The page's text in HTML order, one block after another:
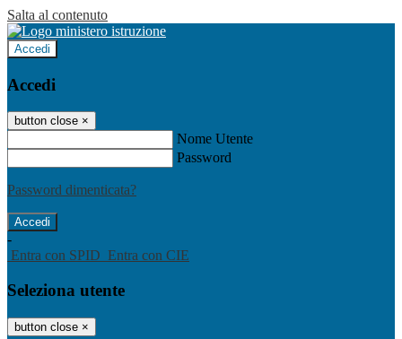
Salta al contenuto
Accedi
Accedi
button close ×
Nome Utente
Password
Password dimenticata?
-
Entra con SPID Entra con CIE
Seleziona utente
button close ×